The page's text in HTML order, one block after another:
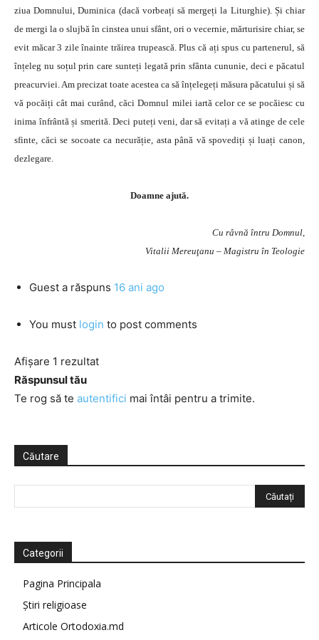
ziua Domnului, Duminica (dacă vorbeați să mergeți la Liturghie). Și chiar
de mergi la o slujbă în cinstea unui sfânt, ori o vecernie, mărturisire chiar, se
evit măcar 3 zile înainte trăirea trupească. Plus că ați spus cu partenerul, să
înțeleg nu soțul prin care sunteți legată prin sfânta cununie, deci e păcatul
preacurviei. Am precizat toate acestea ca să înțelegeți măsura păcatului și să
vă pocăiți cât mai curând, căci Domnul milei iartă celor ce se pocăiesc cu
inima înfrântă și smerită. Deci puteți veni, dar să evitați a vă atinge de cele
sfinte, căci se socoate ca necurăție, asta până vă spovediți și luați canon,
dezlegare.
Doamne ajută.
Cu râvnă întru Domnul,
Vitalii Mereuţanu – Magistru în Teologie
Guest a răspuns 16 ani ago
You must login to post comments
Afișare 1 rezultat
Răspunsul tău
Te rog să te autentifici mai întâi pentru a trimite.
Căutare
Categorii
Pagina Principala
Știri religioase
Articole Ortodoxia.md